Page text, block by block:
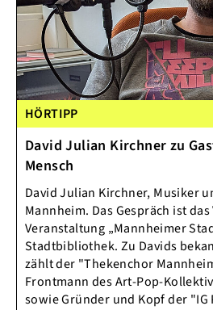
HÖRTIPP
David Julian Kirchner zu
Mensch
David Julian Kirchner, Musiker
Mannheim. Das Gespräch ist
Veranstaltung „Mannheimer
Stadtbibliothek. Zu Davids
zählt der "Thekenchor
Frontmann des Art-Pop-
sowie Gründer und Kopf der "IG